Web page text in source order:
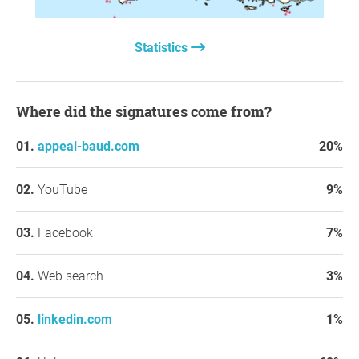
Éva Péli
Vizeadmiral a. D. Kay-Achim Schönbach
Raymond Unger
Gert Ewen Ungar
Alexander Wallasch
Flavio von Witzleben
Vollständige Liste der Erstunterzeichner (mit Fuktionen
Reason
Statistics
Where did the signatures come from?
appeal-baud.com 20%
YouTube 9%
Facebook 7%
Web search 3%
linkedin.com 1%